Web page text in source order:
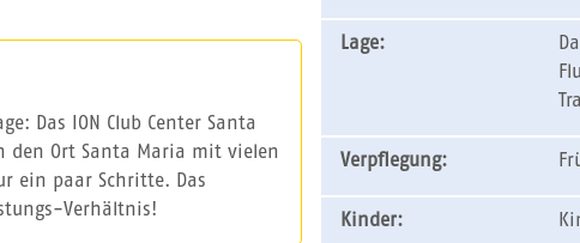
Das ION Club Center Santa
Ort Santa Maria mit vielen
ein paar Schritte. Das
Verhältnis!
Lage:
Verpflegung:
Kinder: